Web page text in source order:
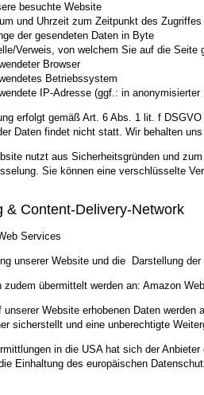
besuchte Website
und Uhrzeit zum Zeitpunkt des Zugriffes
der gesendeten Daten in Byte
Verweis, von welchem Sie auf die Seite
Browser
Betriebssystem
IP-Adresse (ggf.: in anonymisierter
erfolgt gemäß Art. 6 Abs. 1 lit. f
Daten findet nicht statt. Wir behalten
nutzt aus Sicherheitsgründen und
Sie können eine verschlüsselte
& Content-Delivery-Network
Services
unserer Website und die Darstellung
zudem übermittelt werden an: Amazon
unserer Website erhobenen Daten
sicherstellt und eine unberechtigte
in die USA hat sich der
Einhaltung des europäischen